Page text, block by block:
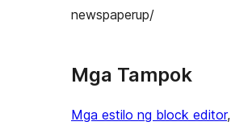
newspaperup/
Mga Tampok
Mga estilo ng block editor,